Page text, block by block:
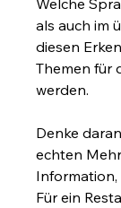
als auch im
diesen
Themen für
werden.
Denke
echten
Für ein